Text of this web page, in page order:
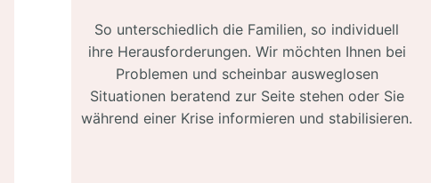
So unterschiedlich die Familien, so individuell
ihre Herausforderungen. Wir möchten Ihnen bei
Problemen und scheinbar ausweglosen
Situationen beratend zur Seite stehen oder Sie
während einer Krise informieren und stabilisieren.